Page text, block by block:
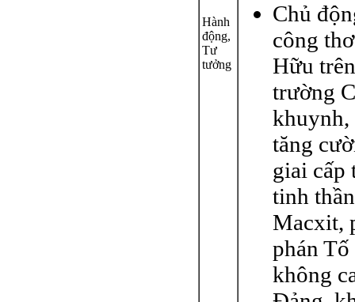
Hành
động,
Tư
tưởng
Chủ
công
Hữu
trường
khuynh,
tăng
giai cấp
tinh thần
Macxit,
phán
không